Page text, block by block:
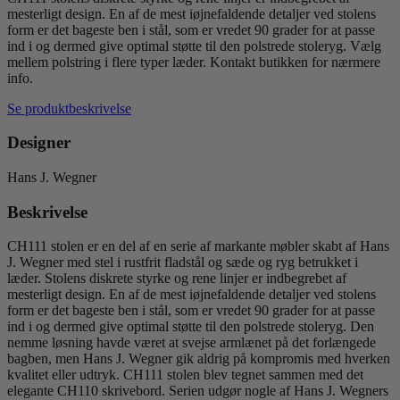
J.
Wegner
antal
mesterligt design. En af de mest iøjnefaldende detaljer ved stolens
form er det bageste ben i stål, som er vredet 90 grader for at passe
ind i og dermed give optimal støtte til den polstrede stoleryg. Vælg
mellem polstring i flere typer læder. Kontakt butikken for nærmere
info.
Se produktbeskrivelse
Designer
Hans J. Wegner
Beskrivelse
CH111 stolen er en del af en serie af markante møbler skabt af Hans
J. Wegner med stel i rustfrit fladstål og sæde og ryg betrukket i
læder. Stolens diskrete styrke og rene linjer er indbegrebet af
mesterligt design. En af de mest iøjnefaldende detaljer ved stolens
form er det bageste ben i stål, som er vredet 90 grader for at passe
ind i og dermed give optimal støtte til den polstrede stoleryg. Den
nemme løsning havde været at svejse armlænet på det forlængede
bagben, men Hans J. Wegner gik aldrig på kompromis med hverken
kvalitet eller udtryk. CH111 stolen blev tegnet sammen med det
elegante CH110 skrivebord. Serien udgør nogle af Hans J. Wegners